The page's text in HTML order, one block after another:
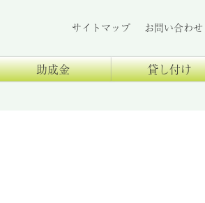
サイトマップ お問い合わせ
助成金 貸し付け